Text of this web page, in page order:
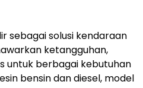
sebagai solusi kendaraan
ketangguhan,
untuk berbagai kebutuhan
bensin dan diesel, model